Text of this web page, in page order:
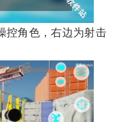
控角色，右边为射击